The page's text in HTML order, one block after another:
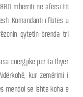
mbërriti në afërsi të
Komandanti i flotës u
qytetin brenda tri
energjike për ta thyer
kur zemërimi i
mendoi se ishte koha e